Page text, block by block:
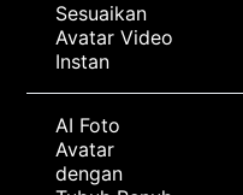
Sesuaikan
Avatar Video
Instan
AI Foto
Avatar
dengan